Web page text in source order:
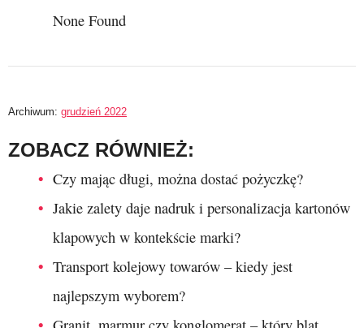
None Found
Archiwum: grudzień 2022
ZOBACZ RÓWNIEŻ:
Czy mając długi, można dostać pożyczkę?
Jakie zalety daje nadruk i personalizacja kartonów
klapowych w kontekście marki?
Transport kolejowy towarów – kiedy jest
najlepszym wyborem?